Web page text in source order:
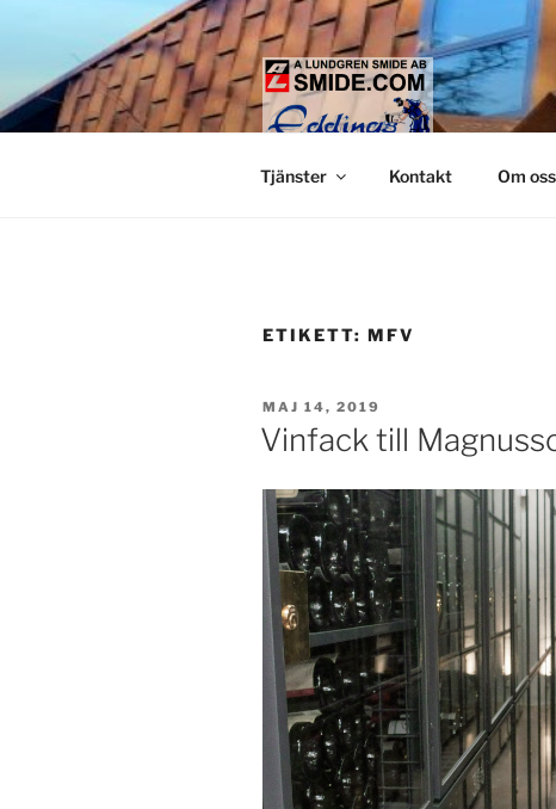
innehåll
Smide och glaspartier i
Tjänster Kontakt Om oss
ETIKETT: MFV
PUBLICERAT
MAJ 14, 2019
Vinfack till